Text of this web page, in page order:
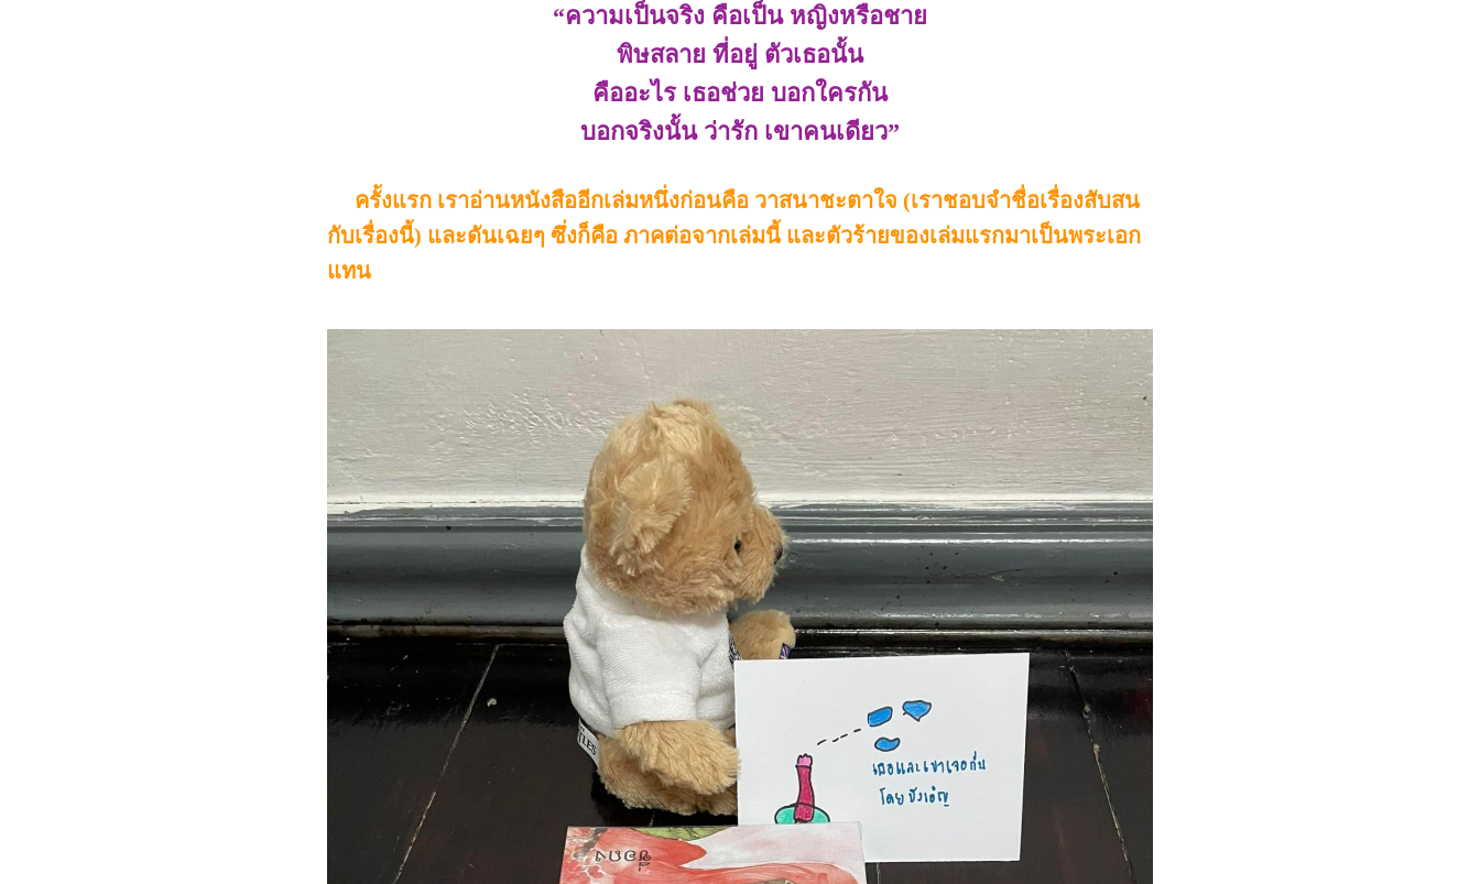
“ความเป็นจริง คือเป็น หญิงหรือชาย
พิษสลาย ที่อยู่ ตัวเธอนั้น
คืออะไร เธอช่วย บอกใครกัน
บอกจริงนั้น ว่ารัก เขาคนเดียว”
ครั้งแรก เราอ่านหนังสืออีกเล่มหนึ่งก่อนคือ วาสนาชะตาใจ (เราชอบจำชื่อเรื่องสับสน
กับเรื่องนี้) และดันเฉยๆ ซึ่งก็คือ ภาคต่อจากเล่มนี้ และตัวร้ายของเล่มแรกมาเป็นพระเอก
แทน